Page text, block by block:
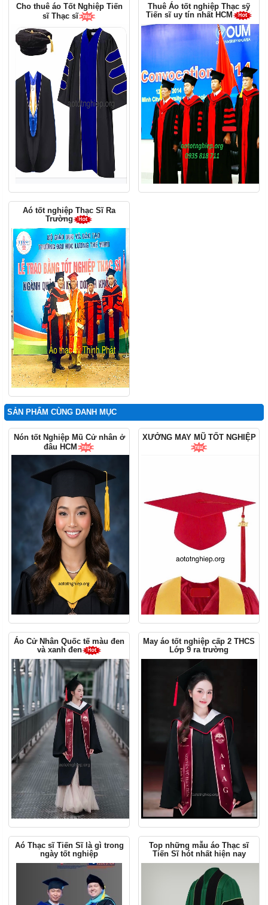
Cho thuê áo Tốt Nghiệp Tiến
sĩ Thạc sĩ
Thuê Áo tốt nghiệp Thạc sỹ
Tiến sĩ uy tín nhất HCM
Aó tốt nghiệp Thạc Sĩ Ra
Trường
SẢN PHẨM CÙNG DANH MỤC
Nón tốt Nghiệp Mũ Cử nhân ở
đâu HCM
XƯỞNG MAY MŨ TỐT NGHIỆP
Áo Cử Nhân Quốc tế màu đen
và xanh đen
May áo tốt nghiệp cấp 2 THCS
Lớp 9 ra trường
Aó Thạc sĩ Tiến Sĩ là gì trong
ngày tốt nghiệp
Top những mẫu áo Thạc sĩ
Tiến Sĩ hót nhất hiện nay